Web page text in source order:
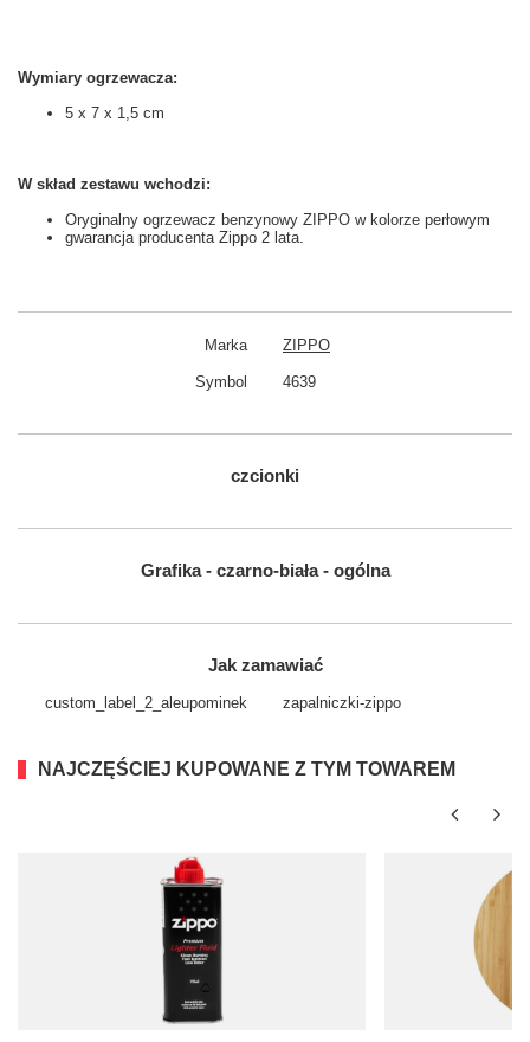
Wymiary ogrzewacza:
5 x 7 x 1,5 cm
W skład zestawu wchodzi:
Oryginalny ogrzewacz benzynowy ZIPPO w kolorze perłowym
gwarancja producenta Zippo 2 lata.
Marka ZIPPO
Symbol 4639
czcionki
Grafika - czarno-biała - ogólna
Jak zamawiać
custom_​label_​2_aleupominek zapalniczki-zippo
NAJCZĘŚCIEJ KUPOWANE Z TYM TOWAREM